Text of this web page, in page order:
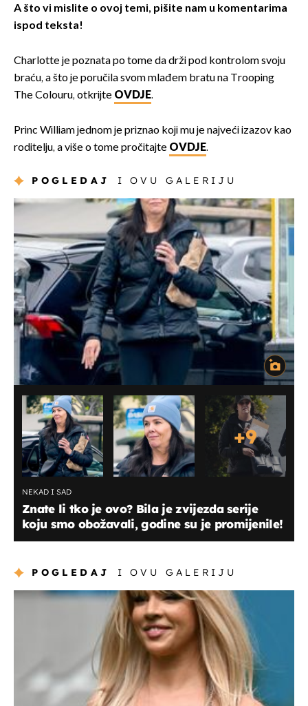
A što vi mislite o ovoj temi, pišite nam u komentarima
ispod teksta!
Charlotte je poznata po tome da drži pod kontrolom svoju
braću, a što je poručila svom mlađem bratu na Trooping
The Colouru, otkrijte OVDJE.
Princ William jednom je priznao koji mu je najveći izazov kao
roditelju, a više o tome pročitajte OVDJE.
POGLEDAJ I OVU GALERIJU
+9
NEKAD I SAD
Znate li tko je ovo? Bila je zvijezda serije
koju smo obožavali, godine su je promijenile!
POGLEDAJ I OVU GALERIJU